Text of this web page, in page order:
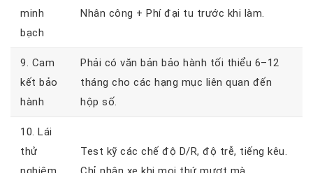
minh
bạch
Nhân công + Phí đại tu trước khi làm.
9. Cam
kết bảo
hành
Phải có văn bản bảo hành tối thiểu 6–12
tháng cho các hạng mục liên quan đến
hộp số.
10. Lái
thử
Test kỹ các chế độ D/R, độ trễ, tiếng kêu.